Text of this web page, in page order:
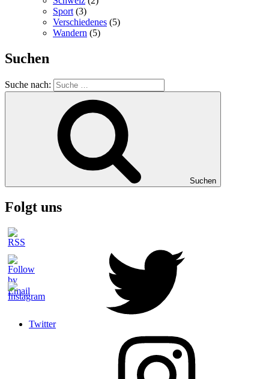
Sport (3)
Verschiedenes (5)
Wandern (5)
Suchen
Suche nach:
Suchen
Folgt uns
Twitter